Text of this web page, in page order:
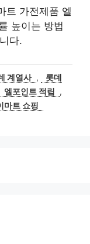
트 가전제품 엘
높이는 방법
다.
계열사 ,
롯데
엘포인트 적립
,
마트 쇼핑